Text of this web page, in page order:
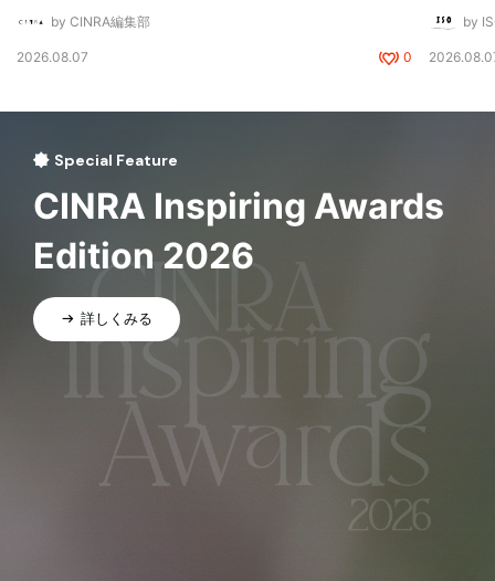
by CINRA編集部
2026.08.07 0
by
Special Feature
CINRA Inspiring Awards
Edition 2026
詳しくみる